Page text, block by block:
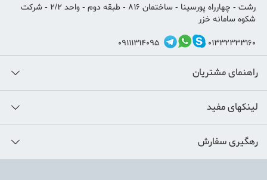
رشت - چهارراه پورسینا - ساختمان 816 - طبقه دوم - واحد 2/2 - شرکت
شکوه سامانه خزر
01332333160
09111314095
راهنمای مشتریان
لینکهای مفید
رهگیری سفارش